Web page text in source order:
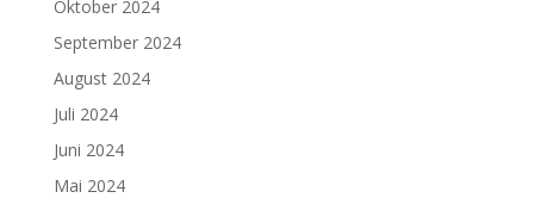
Oktober 2024
September 2024
August 2024
Juli 2024
Juni 2024
Mai 2024